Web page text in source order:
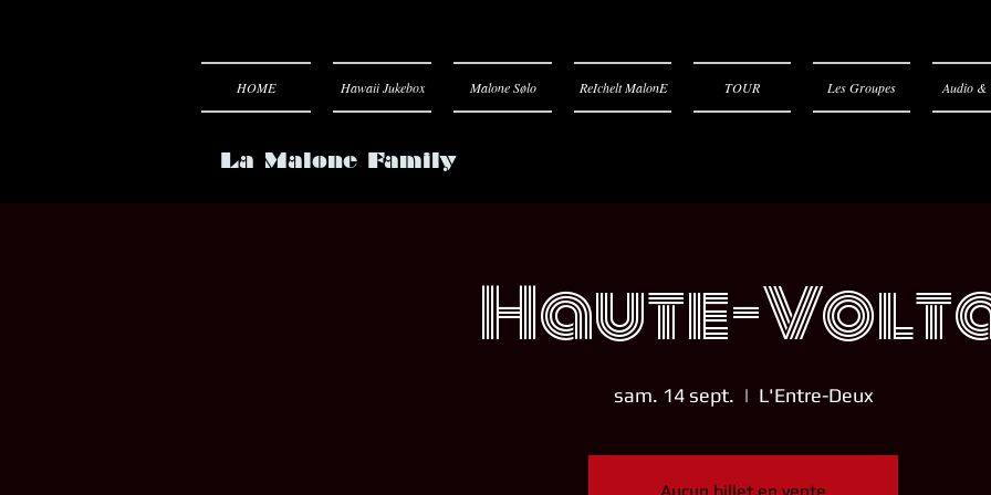
HOME Hawaii Jukebox Malone Sølo ReIchelt MalonE TOUR Les Groupes Audio &
La Malone Family
Haute-
sam. 14 sept.
  |
L'Entre-Deux